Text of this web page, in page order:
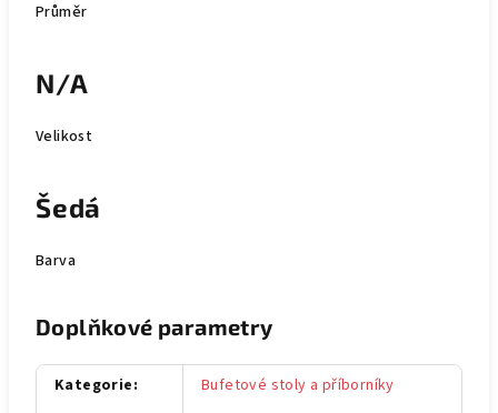
Průměr
N/A
Velikost
Šedá
Barva
Doplňkové parametry
Kategorie:
Bufetové stoly a příborníky